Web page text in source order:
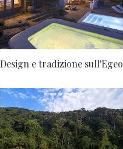
Design e tradizione sull'Egeo